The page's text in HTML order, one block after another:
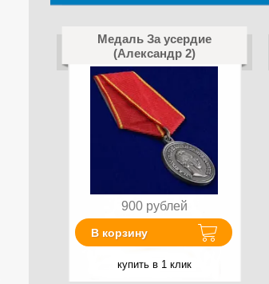
Медаль За усердие
(Александр 2)
900 рублей
В корзину
купить в 1 клик